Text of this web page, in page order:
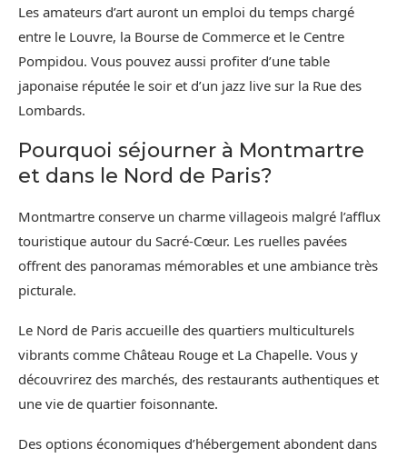
Les amateurs d’art auront un emploi du temps chargé
entre le Louvre, la Bourse de Commerce et le Centre
Pompidou. Vous pouvez aussi profiter d’une table
japonaise réputée le soir et d’un jazz live sur la Rue des
Lombards.
Pourquoi séjourner à Montmartre
et dans le Nord de Paris?
Montmartre conserve un charme villageois malgré l’afflux
touristique autour du Sacré-Cœur. Les ruelles pavées
offrent des panoramas mémorables et une ambiance très
picturale.
Le Nord de Paris accueille des quartiers multiculturels
vibrants comme Château Rouge et La Chapelle. Vous y
découvrirez des marchés, des restaurants authentiques et
une vie de quartier foisonnante.
Des options économiques d’hébergement abondent dans